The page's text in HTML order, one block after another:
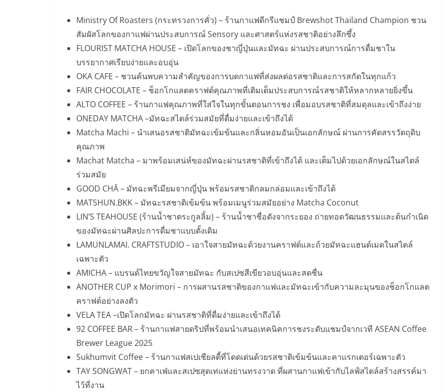
Ministry Of Roasters (กระทรวงการคั่ว) – ร้านกาแฟดีกรีแชมป์ Brewshot Thailand Champion ชวน
สัมผัสโลกของกาแฟผ่านประสบการณ์ Sensory และศาสตร์แห่งรสชาติอย่างลึกซึ้ง
FLOURIST MATCHA HOUSE – เปิดโลกของชาญี่ปุ่นและมัทฉะ ผ่านประสบการณ์การดื่มชาใน
บรรยากาศเรียบง่ายและอบอุ่น
OKA CAFE – ชวนค้นพบความสำคัญของการบดกาแฟที่ส่งผลต่อรสชาติและการสกัดในทุกแก้ว
FAIR CHOCOLATE – ช็อกโกแลตคราฟต์คุณภาพที่เติมเต็มประสบการณ์รสชาติให้หลากหลายยิ่งขึ้น
ALTO COFFEE – ร้านกาแฟคุณภาพที่ใส่ใจในทุกขั้นตอนการชง เพื่อมอบรสชาติที่สมดุลและเข้าถึงง่าย
ONEDAY MATCHA –มัทฉะสไตล์ร่วมสมัยที่ดื่มง่ายและเข้าถึงได้
Matcha Machi – นำเสนอรสชาติมัทฉะเข้มข้นและกลิ่นหอมอันเป็นเอกลักษณ์ ผ่านการคัดสรรวัตถุดิบ
คุณภาพ
Machat Matcha – มาพร้อมเสน่ห์ของมัทฉะผ่านรสชาติที่เข้าถึงได้ และเต็มไปด้วยเอกลักษณ์ในสไตล์
ร่วมสมัย
GOOD CHĀ – มัทฉะพรีเมียมจากญี่ปุ่น พร้อมรสชาติกลมกล่อมและเข้าถึงได้
MATSHUN.BKK – มัทฉะรสชาติเข้มข้น พร้อมเมนูร่วมสมัยอย่าง Matcha Coconut
LIN’S TEAHOUSE (ร้านน้ำชาตระกูลลิ้ม) – ร้านน้ำชาชื่อดังจากระยอง ถ่ายทอดวัฒนธรรมและต้นกำเนิด
ของมัทฉะผ่านศิลปะการดื่มชาแบบดั้งเดิม
LAMUNLAMAI. CRAFTSTUDIO – เอาใจสายมัทฉะด้วยงานคราฟต์และถ้วยมัทฉะแฮนด์เมดในสไตล์
เฉพาะตัว
AMICHA – แบรนด์ไทยขวัญใจสายมัทฉะ กับสเปซสีเขียวอบอุ่นและสดชื่น
ANOTHER CUP x Morimori – การผสานรสชาติของกาแฟและมัทฉะเข้ากับความละมุนของช็อกโกแลต
คราฟต์อย่างลงตัว
VELA TEA –เปิดโลกมัทฉะ ผ่านรสชาติที่ดื่มง่ายและเข้าถึงได้
92 COFFEE BAR – ร้านกาแฟสายดริปที่พร้อมนำเสนอเทคนิคการชงระดับแชมป์จากเวที ASEAN Coffee
Brewer League 2025
Sukhumvit Coffee – ร้านกาแฟสเปเชียลตี้ที่โดดเด่นด้วยรสชาติเข้มข้นและคาแรกเตอร์เฉพาะตัว
TAY SONGWAT – ยกคาเฟ่และสเปซสุดเท่แห่งย่านทรงวาด ที่ผสานกาแฟเข้ากับไลฟ์สไตล์สร้างสรรค์มา
ไว้ที่งาน